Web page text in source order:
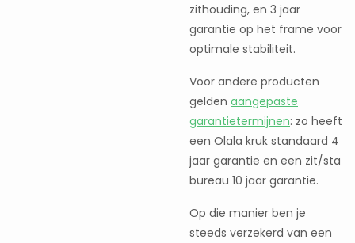
zithouding, en 3 jaar
garantie op het frame voor
optimale stabiliteit.
Voor andere producten
gelden aangepaste
garantietermijnen: zo heeft
een Olala kruk standaard 4
jaar garantie en een zit/sta
bureau 10 jaar garantie.
Op die manier ben je
steeds verzekerd van een